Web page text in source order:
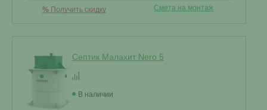
% Получить скидку Смета на монтаж
Септик Малахит Nero 5
В наличии